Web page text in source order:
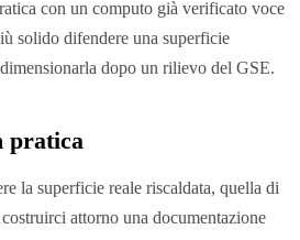
con un computo già verificato voce
solido difendere una superficie
dopo un rilievo del GSE.
pratica
la superficie reale riscaldata, quella di
attorno una documentazione